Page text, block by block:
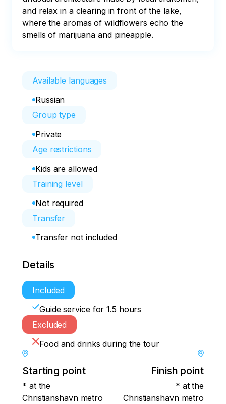
and relax in a clearing in front of the lake,
where the aromas of wildflowers echo the
smells of marijuana and pineapple.
Available languages
Russian
Group type
Private
Age restrictions
Kids are allowed
Training level
Not required
Transfer
Transfer not included
Details
Included
Guide service for 1.5 hours
Excluded
Food and drinks during the tour
Starting point
* at the
Christianshavn metro
Finish point
* at the
Christianshavn metro